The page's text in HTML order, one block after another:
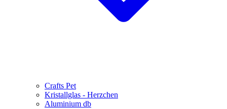
Crafts Pet
Kristallglas - Herzchen
Aluminium db